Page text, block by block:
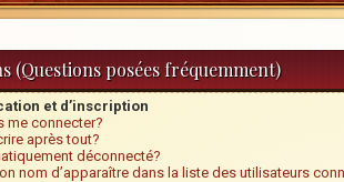
(Questions posées fréquemment)
et d’inscription
me connecter?
après tout?
déconnecté?
nom d’apparaître dans la liste des utilisateurs